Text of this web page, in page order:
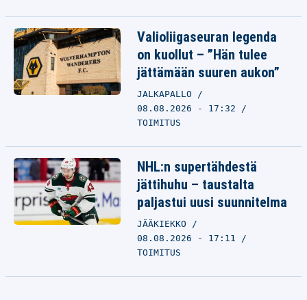
Valioliigaseuran legenda
on kuollut – ”Hän tulee
jättämään suuren aukon”
JALKAPALLO
08.08.2026 - 17:32
TOIMITUS
NHL:n supertähdestä
jättihuhu – taustalta
paljastui uusi suunnitelma
JÄÄKIEKKO
08.08.2026 - 17:11
TOIMITUS